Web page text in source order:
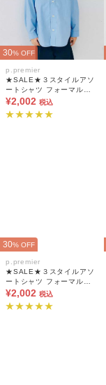
30% OFF
p.premier
★SALE★３スタイルアソ
ートシャツ フォーマル対
応
¥2,002 税込
30% OFF
p.premier
★SALE★３スタイルアソ
ートシャツ フォーマル対
応
¥2,002 税込